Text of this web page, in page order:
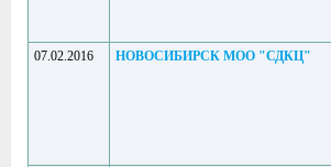
07.02.2016
НОВОСИБИРСК МОО "СДКЦ"